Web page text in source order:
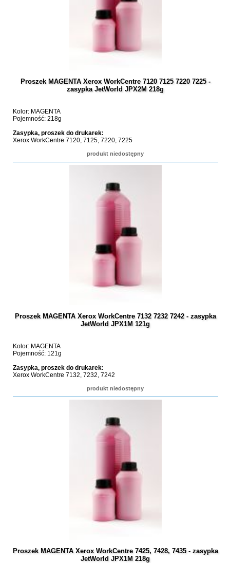
Proszek MAGENTA Xerox WorkCentre 7120 7125 7220 7225 -
zasypka JetWorld JPX2M 218g
Kolor: MAGENTA
Pojemność: 218g
Zasypka, proszek do drukarek:
Xerox WorkCentre 7120, 7125, 7220, 7225
produkt niedostępny
Proszek MAGENTA Xerox WorkCentre 7132 7232 7242 - zasypka
JetWorld JPX1M 121g
Kolor: MAGENTA
Pojemność: 121g
Zasypka, proszek do drukarek:
Xerox WorkCentre 7132, 7232, 7242
produkt niedostępny
Proszek MAGENTA Xerox WorkCentre 7425, 7428, 7435 - zasypka
JetWorld JPX1M 218g